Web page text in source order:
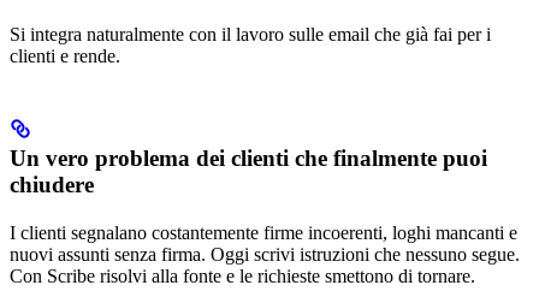
Si integra naturalmente con il lavoro sulle email che già fai per i
clienti e rende.
Un vero problema dei clienti che finalmente puoi
chiudere
I clienti segnalano costantemente firme incoerenti, loghi mancanti e
nuovi assunti senza firma. Oggi scrivi istruzioni che nessuno segue.
Con Scribe risolvi alla fonte e le richieste smettono di tornare.